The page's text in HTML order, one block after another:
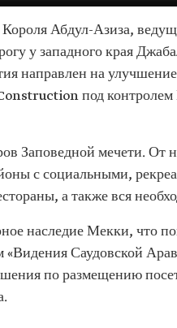
Абдул-Азиза,
у западного края
направлен на
под контролем
Заповедной мечети. От
с социальными,
а также вся
наследие Мекки, что
«Видения Саудовской
по размещению